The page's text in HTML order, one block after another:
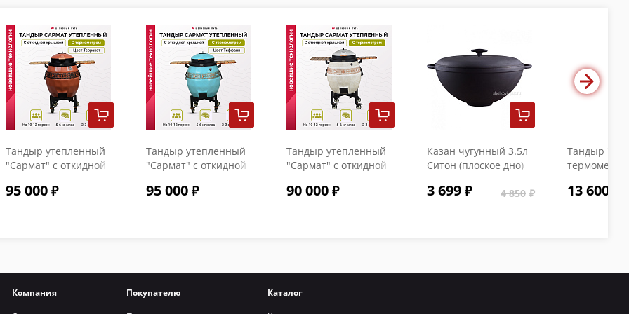
Тандыр утепленный
"Сармат" с откидной
термометром цвет
95 000
Тандыр утепленный
"Сармат" с откидной
термометром цвет
95 000
Тандыр утепленный
"Сармат" с откидной
термометром
90 000
Казан чугунный 3.5л
Ситон (плоское дно)
3 699 4 850
Тандыр
13 600
Компания
Покупателю
Каталог